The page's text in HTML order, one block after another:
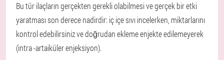
Bu tür ilaçların gerçekten gerekli olabilmesi ve gerçek bir etki
yaratması son derece nadirdir: iç içe sıvı incelerken, miktarlarını
kontrol edebilirsiniz ve doğrudan ekleme enjekte edilemeyerek
(intra -artaiküler enjeksiyon).